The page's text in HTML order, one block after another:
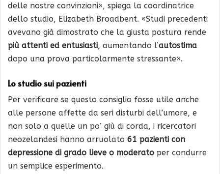
delle nostre convinzioni», spiega la coordinatrice
dello studio, Elizabeth Broadbent. «Studi precedenti
avevano già dimostrato che la giusta postura rende
più attenti ed entusiasti, aumentando l’autostima
dopo una prova particolarmente stressante».
Lo studio sui pazienti
Per verificare se questo consiglio fosse utile anche
alle persone affette da seri disturbi dell’umore, e
non solo a quelle un po’ giù di corda, i ricercatori
neozelandesi hanno arruolato 61 pazienti con
depressione di grado lieve o moderato per condurre
un semplice esperimento.